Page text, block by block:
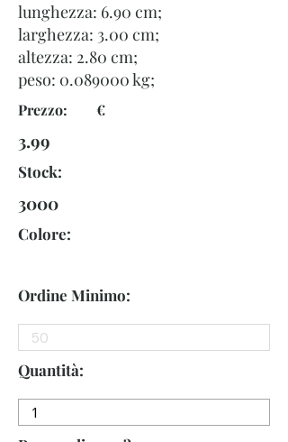
lunghezza: 6.90 cm;
larghezza: 3.00 cm;
altezza: 2.80 cm;
peso: 0.089000kg;
Prezzo: €
3.99
Stock:
3000
Colore:
Ordine Minimo:
Quantità: